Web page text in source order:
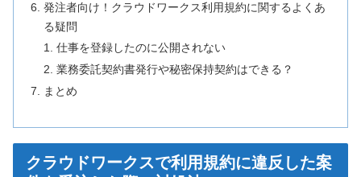
発注者向け！クラウドワークス利用規約に関するよくあ
る疑問
仕事を登録したのに公開されない
業務委託契約書発行や秘密保持契約はできる？
まとめ
クラウドワークスで利用規約に違反した案